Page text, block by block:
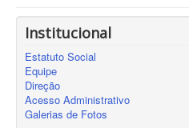
Home
INSTITUCIONAL
Transparência
Notícias
Contato
Institucional
Estatuto Social
Equipe
Direção
Acesso Administrativo
Galerias de Fotos